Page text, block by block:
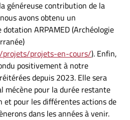
généreuse contribution de la
avons obtenu un
ARPAMED (Archéologie
projets/projets-en-cours/). Enfin,
positivement à notre
depuis 2023. Elle sera
mécène pour la durée restante
et pour les différentes actions de
dans les années à venir.